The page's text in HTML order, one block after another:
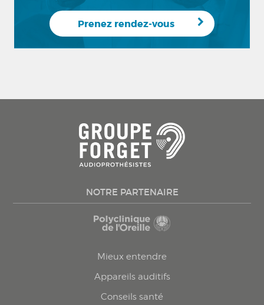
Prenez rendez-vous
NOTRE PARTENAIRE
Mieux entendre
Appareils auditifs
Conseils santé